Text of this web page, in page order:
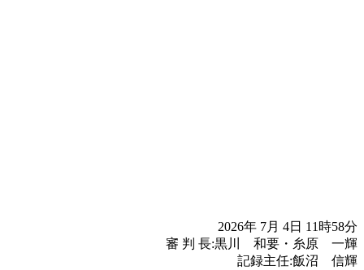
2026年 7月 4日 11時58分
審 判 長:黒川 和要・糸原 一輝
記録主任:飯沼 信輝